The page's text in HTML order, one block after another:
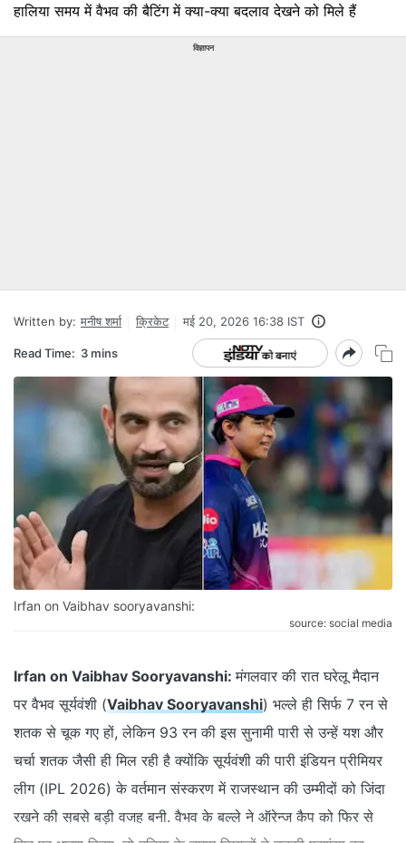
हालिया समय में वैभव की बैटिंग में क्या-क्या बदलाव देखने को मिले हैं
विज्ञापन
Written by: मनीष शर्मा क्रिकेट मई 20, 2026 16:38 IST
Read Time: 3 mins
Irfan on Vaibhav sooryavanshi:
source: social media
Irfan on Vaibhav Sooryavanshi:मंगलवार की रात घरेलू मैदान
पर वैभव सूर्यवंशी (Vaibhav Sooryavanshi) भल्ले ही सिर्फ 7 रन से
शतक से चूक गए हों, लेकिन 93 रन की इस सुनामी पारी से उन्हें यश और
चर्चा शतक जैसी ही मिल रही है क्योंकि सूर्यवंशी की पारी इंडियन प्रीमियर
लीग (IPL 2026) के वर्तमान संस्करण में राजस्थान की उम्मीदों को जिंदा
रखने की सबसे बड़ी वजह बनी. वैभव के बल्ले ने ऑरेन्ज कैप को फिर से